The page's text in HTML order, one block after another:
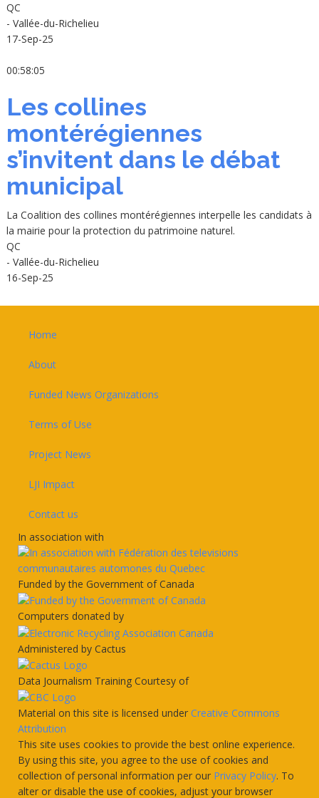
QC
- Vallée-du-Richelieu
17-Sep-25
00:58:05
Les collines
montérégiennes
s’invitent dans le débat
municipal
La Coalition des collines montérégiennes interpelle les candidats à
la mairie pour la protection du patrimoine naturel.
QC
- Vallée-du-Richelieu
16-Sep-25
Home
About
Funded News Organizations
Terms of Use
Project News
LJI Impact
Contact us
In association with
Funded by the Government of Canada
Computers donated by
Administered by Cactus
Data Journalism Training Courtesy of
Material on this site is licensed under Creative Commons
Attribution
This site uses cookies to provide the best online experience.
By using this site, you agree to the use of cookies and
collection of personal information per our Privacy Policy. To
alter or disable the use of cookies, adjust your browser